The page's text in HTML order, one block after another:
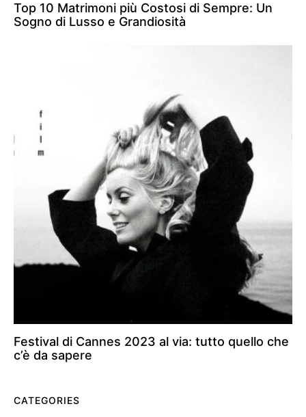
Top 10 Matrimoni più Costosi di Sempre: Un
Sogno di Lusso e Grandiosità
Festival di Cannes 2023 al via: tutto quello che
c’è da sapere
CATEGORIES